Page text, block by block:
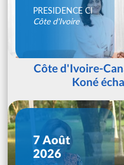
PRESIDENCE CI
Côte d'Ivoire
Côte d'Ivoire-
Koné
7 Août
2026